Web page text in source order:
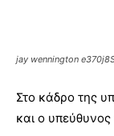
jay wennington
Στο κάδρο της
και ο